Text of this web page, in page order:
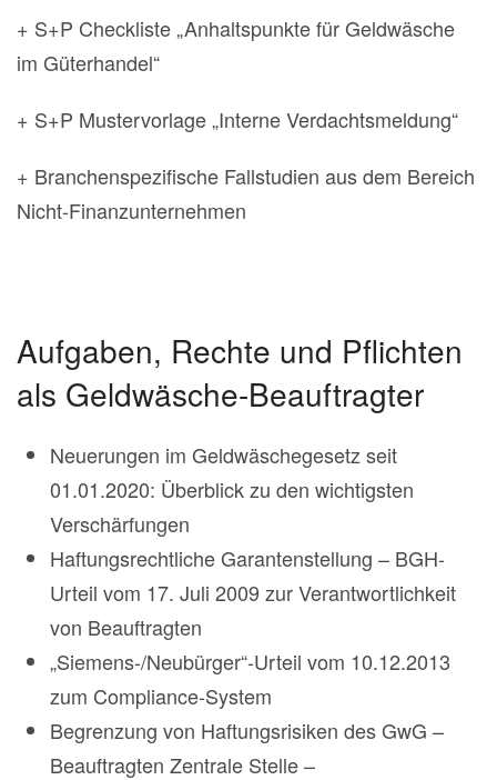
+ S+P Checkliste „Anhaltspunkte für Geldwäsche
im Güterhandel“
+ S+P Mustervorlage „Interne Verdachtsmeldung“
+ Branchenspezifische Fallstudien aus dem Bereich
Nicht-Finanzunternehmen
Aufgaben, Rechte und Pflichten
als Geldwäsche-Beauftragter
Neuerungen im Geldwäschegesetz seit
01.01.2020: Überblick zu den wichtigsten
Verschärfungen
Haftungsrechtliche Garantenstellung – BGH-
Urteil vom 17. Juli 2009 zur Verantwortlichkeit
von Beauftragten
„Siemens-/Neubürger“-Urteil vom 10.12.2013
zum Compliance-System
Begrenzung von Haftungsrisiken des GwG –
Beauftragten Zentrale Stelle –